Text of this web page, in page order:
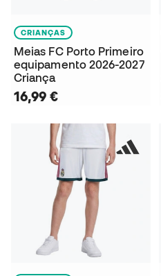
CRIANÇAS
Meias FC Porto Primeiro
equipamento 2026-2027
Criança
16,99 €